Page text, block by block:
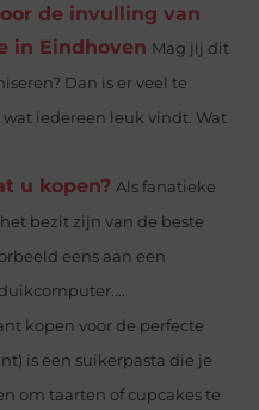
de invulling van
in Eindhoven Mag jij dit
Dan is er veel te
iedereen leuk vindt. Wat
u kopen? Als fanatieke
bezit zijn van de beste
eens aan een
kopen voor de perfecte
is een suikerpasta die je
om taarten of cupcakes te